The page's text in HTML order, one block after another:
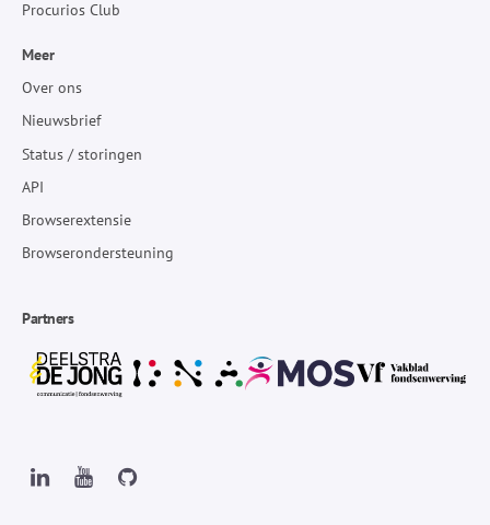
Procurios Club
Meer
Over ons
Nieuwsbrief
Status / storingen
API
Browserextensie
Browserondersteuning
Partners